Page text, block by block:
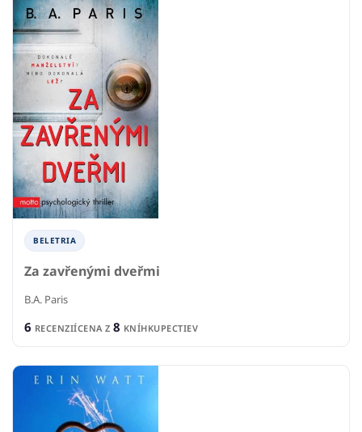
BELETRIA
Za zavřenými dveřmi
B.A. Paris
6 RECENZIÍCENA Z 8 KNÍHKUPECTIEV